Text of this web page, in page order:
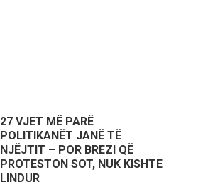
27 VJET MË PARË
POLITIKANËT JANË TË
NJËJTIT – POR BREZI QË
PROTESTON SOT, NUK KISHTE
LINDUR